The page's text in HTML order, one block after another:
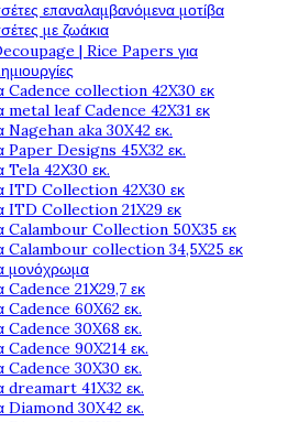
επαναλαμβανόμενα μοτίβα
με ζωάκια
| Rice Papers για
Cadence collection 42X30 εκ
metal leaf Cadence 42X31 εκ
Nagehan aka 30X42 εκ.
Paper Designs 45X32 εκ.
Tela 42Χ30 εκ.
ITD Collection 42X30 εκ
ITD Collection 21X29 εκ
Calambour Collection 50X35 εκ
Calambour collection 34,5X25 εκ
μονόχρωμα
Cadence 21Χ29,7 εκ
Cadence 60X62 εκ.
Cadence 30X68 εκ.
Cadence 90X214 εκ.
Cadence 30X30 εκ.
dreamart 41X32 εκ.
Diamond 30X42 εκ.